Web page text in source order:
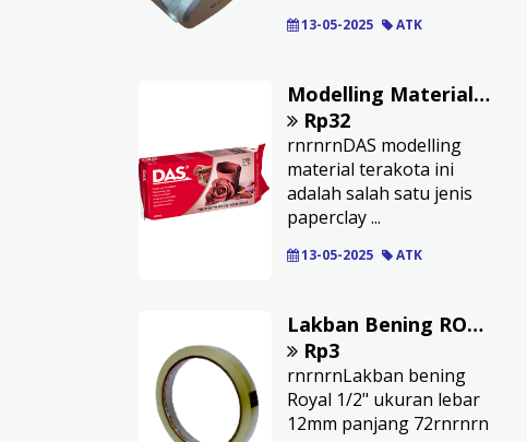
13-05-2025 ATK
Modelling Materials DAS: Teracota 500 Gr
Rp32
rnrnrnDAS modelling
material terakota ini
adalah salah satu jenis
paperclay ...
13-05-2025 ATK
Lakban Bening ROYAL 12 mm
Rp3
rnrnrnLakban bening
Royal 1/2" ukuran lebar
12mm panjang 72rnrnrn